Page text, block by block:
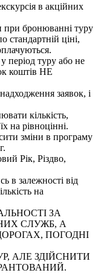
в акційних
при бронюванні туру
стандартній ціні,
період туру або не
коштів НЕ
заявок, і
кількість,
на рівноцінні.
зміни в програму
Рік, Різдво,
в залежності від
на
ЗА
СЛУЖБ, А
ПОГОДНІ
АЛЕ ЗДІЙСНИТИ